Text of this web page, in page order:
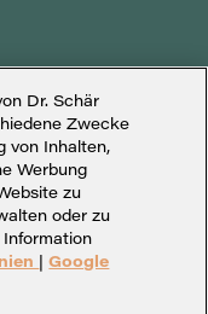
Dr. Schär
Zwecke
von Inhalten,
Werbung
zu
oder zu
Information
|Google